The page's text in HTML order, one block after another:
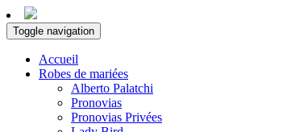
Toggle navigation
Accueil
Robes de mariées
Alberto Palatchi
Pronovias
Pronovias Privées